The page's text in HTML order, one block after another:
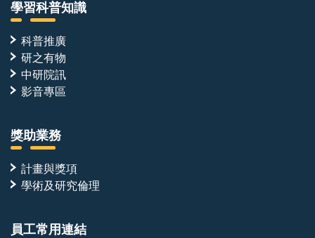
學習科普知識
科普推廣
研之有物
中研院訊
影音專區
獎助業務
計畫與獎項
學術及研究倫理
員工常用連結